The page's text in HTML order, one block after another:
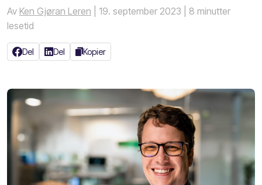
Av Ken Gjøran Leren | 19. september 2023
| 8 minutter
lesetid
Del Del Kopier